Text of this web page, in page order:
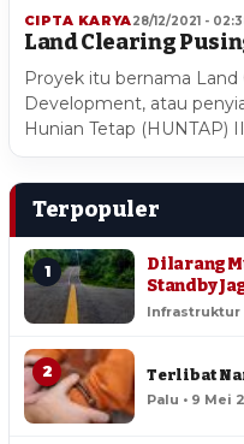
CIPTA KARYA28/12/2021 -
Land Clearing
Proyek itu bernama Land
Development, atau
Hunian Tetap (HUNTAP)
Terpopuler
1
Dilarang
Standby
Infrastruktur
2 Terlibat
Palu • 9 Mei